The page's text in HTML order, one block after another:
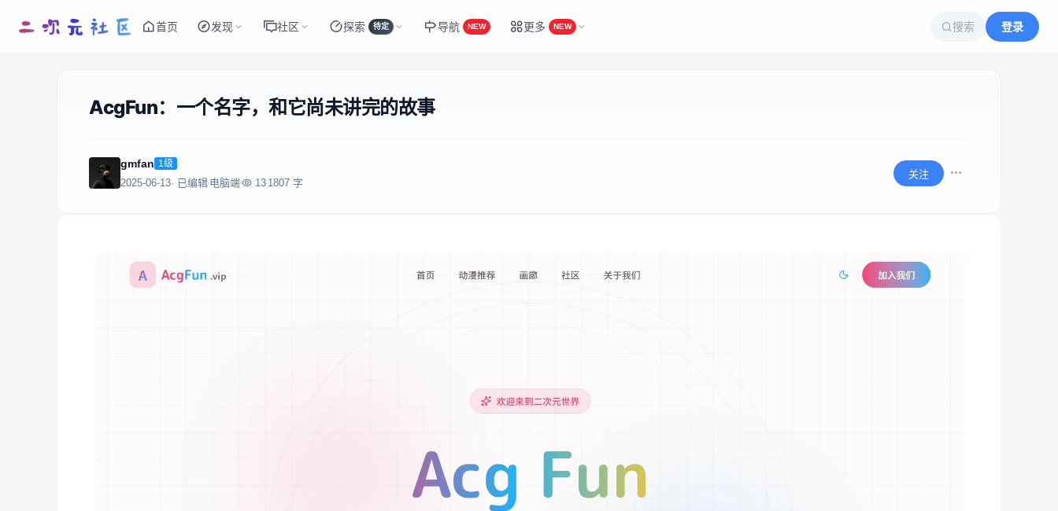
首页 发现 社区 探索 待定 导航 NEW 更多 NEW 搜索 登录
AcgFun：一个名字，和它尚未讲完的故事
gmfan 1级
2025-06-13· 已编辑 电脑端 13 1807 字
关注